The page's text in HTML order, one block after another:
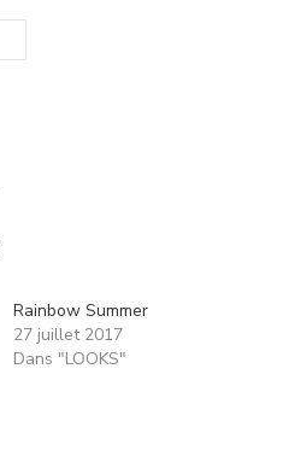
Rainbow Summer
27 juillet 2017
Dans "LOOKS"